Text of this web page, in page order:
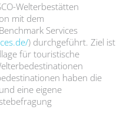
Welterbestätten
mit dem
Services
) durchgeführt. Ziel ist
für touristische
haben die
eine eigene